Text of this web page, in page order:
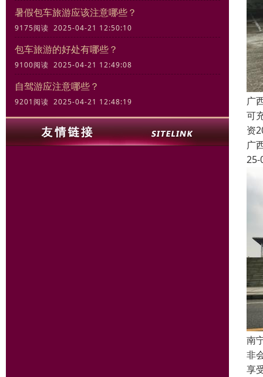
暑假包车旅游应该注意哪些？
9175阅读 2025-04-21 12:50:10
包车旅游的好处有哪些？
9100阅读 2025-04-21 12:49:08
自驾游应注意哪些？
9201阅读 2025-04-21 12:48:19
广
可
资
广
25-
南
非
享